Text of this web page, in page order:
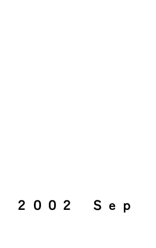
２００２ Ｓｅｐ